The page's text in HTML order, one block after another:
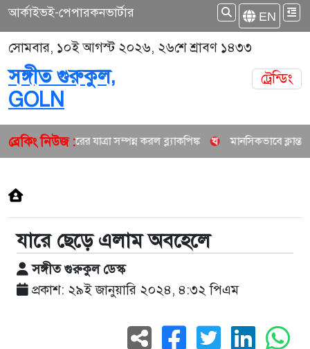
আর্কাইভই-পেপারকনভার্টার EN
সোমবার, ১০ই আগস্ট ২০২৬, ২৬শে শ্রাবণ ১৪৩৩
সঙ্গীত গুরুকুল,
GOLN
ট্রেন্ডিং
ব্রেকিং নিউজ :
১০ বছরের যাত্রা সম্পন্ন করল ব্ল্যাকপিঙ্ক মানসিকভাবে ক্লান্ত
যারে ছেড়ে এলাম অবহেলে
সঙ্গীত গুরুকুল ডেস্ক
প্রকাশ: ২৯ই জানুয়ারি ২০২৪, ৪:৩২ পিএম